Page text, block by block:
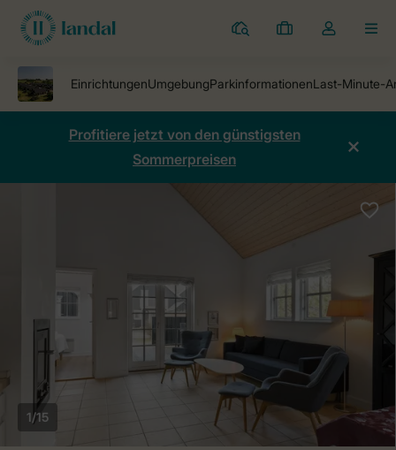
Ferienparks
Meine
Dropdown-
öffnen
Profitiere jetzt von den günstigsten
Sommerpreisen
1/15